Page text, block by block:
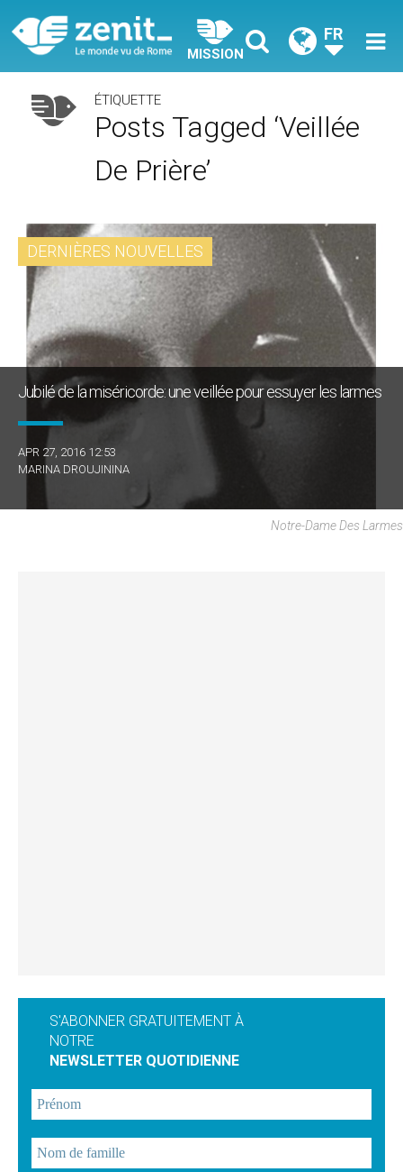
MISSION
FR
ÉTIQUETTE
Posts Tagged ‘veillée
De Prière’
DERNIÈRES NOUVELLES
Jubilé de la miséricorde: une veillée pour essuyer les larmes
APR 27, 2016 12:53
MARINA DROUJININA
Notre-Dame Des Larmes
S'ABONNER GRATUITEMENT À
NOTRE
NEWSLETTER QUOTIDIENNE